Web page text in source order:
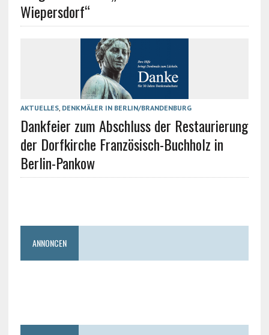
Wiepersdorf“
AKTUELLES, DENKMÄLER IN BERLIN/BRANDENBURG
Dankfeier zum Abschluss der Restaurierung
der Dorfkirche Französisch-Buchholz in
Berlin-Pankow
ANNONCEN